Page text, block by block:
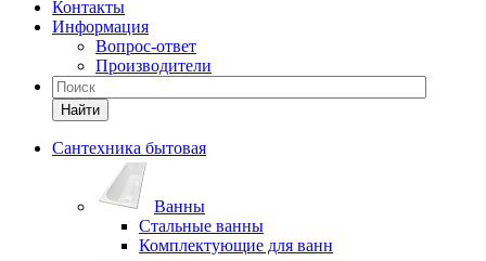
Контакты
Информация
Вопрос-ответ
Производители
Найти
Сантехника бытовая
Ванны
Стальные ванны
Комплектующие для ванн